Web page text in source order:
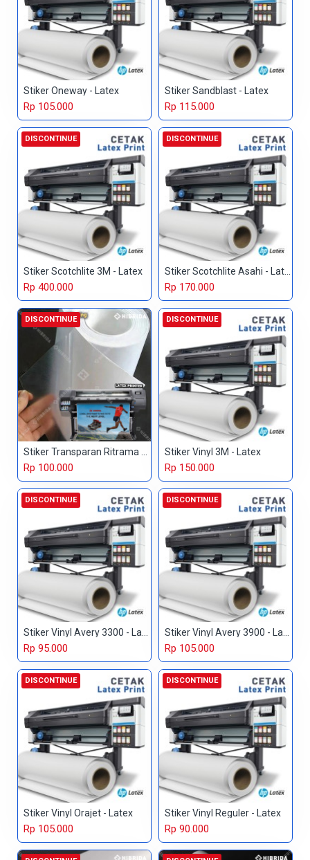
Stiker Oneway - Latex
Rp 105.000
Stiker Sandblast - Latex
Rp 115.000
DISCONTINUE
Stiker Scotchlite 3M - Latex
Rp 400.000
DISCONTINUE
Stiker Scotchlite Asahi - Latex
Rp 170.000
DISCONTINUE
Rp 100.000
DISCONTINUE
Stiker Vinyl 3M - Latex
Rp 150.000
DISCONTINUE
Rp 95.000
DISCONTINUE
Rp 105.000
DISCONTINUE
Stiker Vinyl Orajet - Latex
Rp 105.000
DISCONTINUE
Stiker Vinyl Reguler - Latex
Rp 90.000